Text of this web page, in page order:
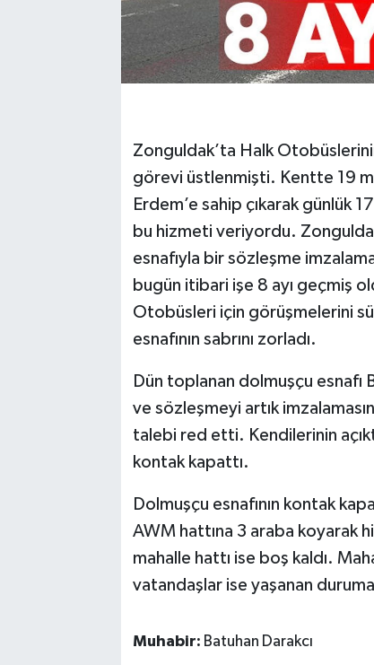
Zonguldak’ta Halk
görevi üstlenmişti. Kentte 19
Erdem’e sahip çıkarak günlük
bu hizmeti veriyordu.
esnafıyla bir sözleşme
bugün itibari işe 8 ayı geçmiş
Otobüsleri için görüşmelerini
esnafının sabrını zorladı.
Dün toplanan dolmuşçu esnafı
ve sözleşmeyi artık
talebi red etti. Kendilerinin
kontak kapattı.
Dolmuşçu esnafının kontak
AWM hattına 3 araba koyarak
mahalle hattı ise boş kaldı.
vatandaşlar ise yaşanan
Muhabir: Batuhan Darakcı